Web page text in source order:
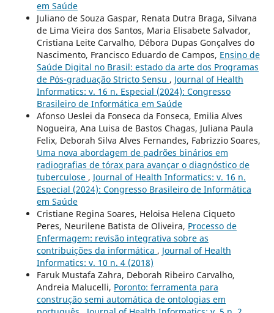
em Saúde
Juliano de Souza Gaspar, Renata Dutra Braga, Silvana
de Lima Vieira dos Santos, Maria Elisabete Salvador,
Cristiana Leite Carvalho, Débora Dupas Gonçalves do
Nascimento, Francisco Eduardo de Campos, Ensino de
Saúde Digital no Brasil: estado da arte dos Programas
de Pós-graduação Stricto Sensu , Journal of Health
Informatics: v. 16 n. Especial (2024): Congresso
Brasileiro de Informática em Saúde
Afonso Ueslei da Fonseca da Fonseca, Emilia Alves
Nogueira, Ana Luisa de Bastos Chagas, Juliana Paula
Felix, Deborah Silva Alves Fernandes, Fabrizzio Soares,
Uma nova abordagem de padrões binários em
radiografias de tórax para avançar o diagnóstico de
tuberculose , Journal of Health Informatics: v. 16 n.
Especial (2024): Congresso Brasileiro de Informática
em Saúde
Cristiane Regina Soares, Heloisa Helena Ciqueto
Peres, Neurilene Batista de Oliveira, Processo de
Enfermagem: revisão integrativa sobre as
contribuições da informática , Journal of Health
Informatics: v. 10 n. 4 (2018)
Faruk Mustafa Zahra, Deborah Ribeiro Carvalho,
Andreia Malucelli, Poronto: ferramenta para
construção semi automática de ontologias em